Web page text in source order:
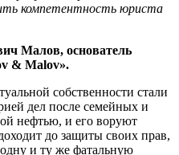
компетентность юриста
Малов, основатель
& Malov».
собственности стали
дел после семейных и
нефтью, и его воруют
до защиты своих прав,
и ту же фатальную